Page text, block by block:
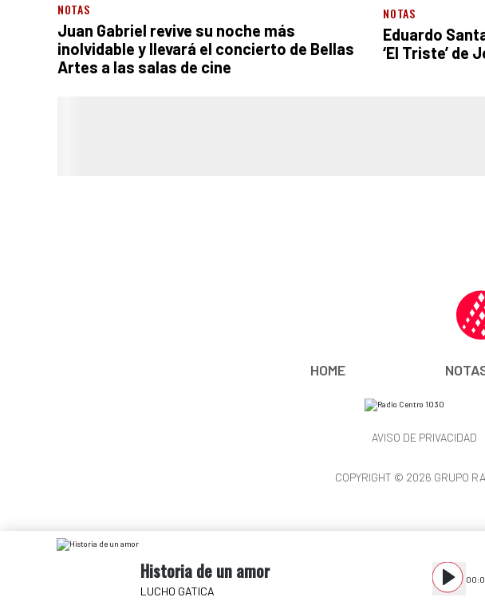
NOTAS
Juan Gabriel revive su noche más
inolvidable y llevará el concierto de Bellas
Artes a las salas de cine
NOTAS
Eduardo
‘El Triste’ de
HOME
AVISO DE PRIVACIDAD
COPYRIGHT © 2026 GRUPO
Historia de un amor
LUCHO GATICA
00: